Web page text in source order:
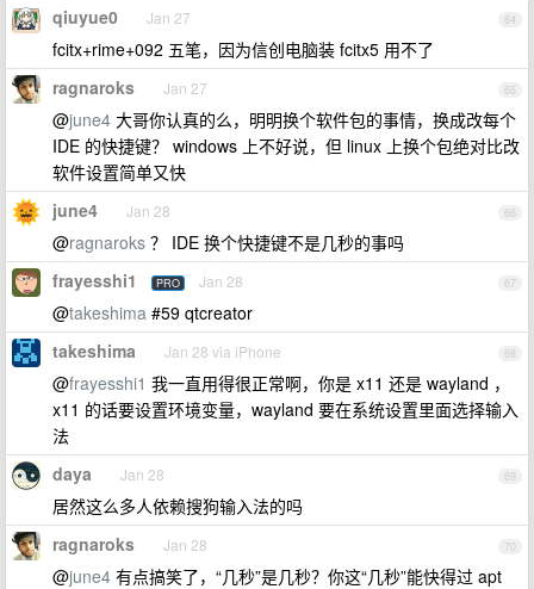
64
qiuyue0 Jan 27
fcitx+rime+092 五笔，因为信创电脑装 fcitx5 用不了
65
ragnaroks Jan 27
@june4 大哥你认真的么，明明换个软件包的事情，换成改每个
IDE 的快捷键？ windows 上不好说，但 linux 上换个包绝对比改
软件设置简单又快
66
june4 Jan 28
@ragnaroks ？ IDE 换个快捷键不是几秒的事吗
67
frayesshi1 PRO Jan 28
@takeshima #59 qtcreator
68
takeshima Jan 28 via iPhone
@frayesshi1 我一直用得很正常啊，你是 x11 还是 wayland ，
x11 的话要设置环境变量，wayland 要在系统设置里面选择输入
法
69
daya Jan 28
居然这么多人依赖搜狗输入法的吗
70
ragnaroks Jan 28
@june4 有点搞笑了，“几秒”是几秒？你这“几秒”能快得过 apt